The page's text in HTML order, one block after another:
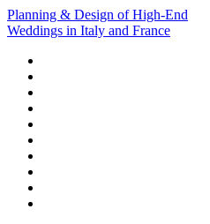
Planning & Design of High-End
Weddings in Italy and France